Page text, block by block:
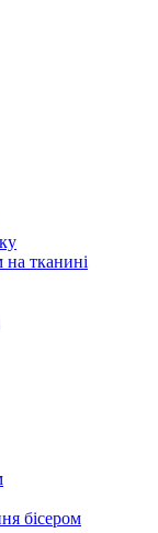
тканині
бісером